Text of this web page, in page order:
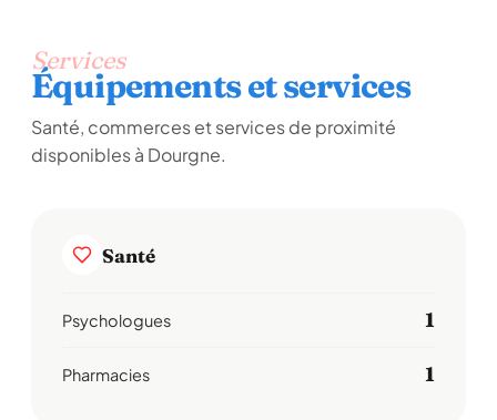
Services
Équipements et services
Santé, commerces et services de proximité
disponibles à Dourgne.
Santé
Psychologues 1
Pharmacies 1